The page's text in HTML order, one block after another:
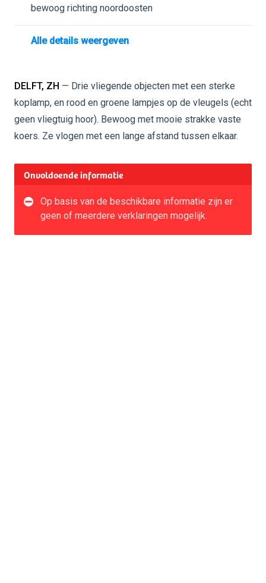
bewoog richting noordoosten
Alle details weergeven
DELFT, ZH — Drie vliegende objecten met een sterke
koplamp, en rood en groene lampjes op de vleugels (echt
geen vliegtuig hoor). Bewoog met mooie strakke vaste
koers. Ze vlogen met een lange afstand tussen elkaar.
Onvoldoende informatie
Op basis van de beschikbare informatie zijn er
geen of meerdere verklaringen mogelijk.